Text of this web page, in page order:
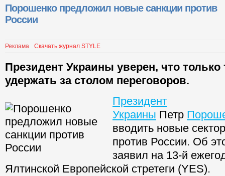
Порошенко предложил новые санкции против
России
Реклама Скачать журнал STYLE
Президент Украины уверен, что
удержать за столом переговоров.
Президент
Украины Петр
вводить новые
против России. Об
заявил на 13-й
Ялтинской Европейской стретеги (YES).